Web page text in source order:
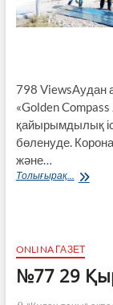
798 ViewsАудан
«Golden
қайы­рымдылық
бөленуде.
және…
Толығырақ...
Алтын
ONLINA ГАЗЕТ
№77 29